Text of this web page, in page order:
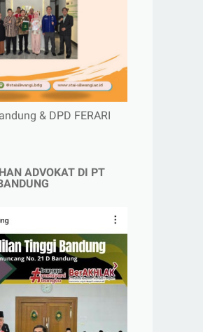
& DPD FERARI
ADVOKAT DI PT